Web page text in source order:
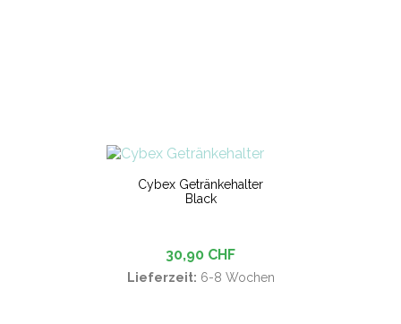
Cybex Getränkehalter
Black
30,90 CHF
Lieferzeit: 6-8 Wochen